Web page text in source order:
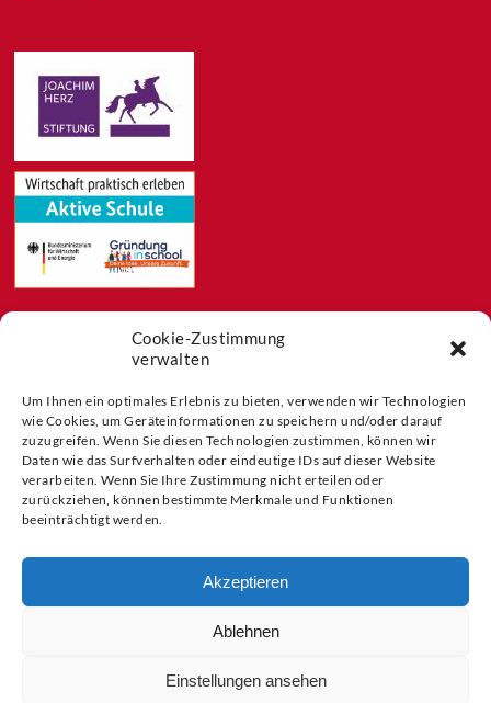
Cookie-Zustimmung
verwalten
Um Ihnen ein optimales Erlebnis zu bieten, verwenden wir Technologien
wie Cookies, um Geräteinformationen zu speichern und/oder darauf
zuzugreifen. Wenn Sie diesen Technologien zustimmen, können wir
Daten wie das Surfverhalten oder eindeutige IDs auf dieser Website
verarbeiten. Wenn Sie Ihre Zustimmung nicht erteilen oder
zurückziehen, können bestimmte Merkmale und Funktionen
beeinträchtigt werden.
Akzeptieren
Ablehnen
Einstellungen ansehen
Blog
Buchtipps
Partner der